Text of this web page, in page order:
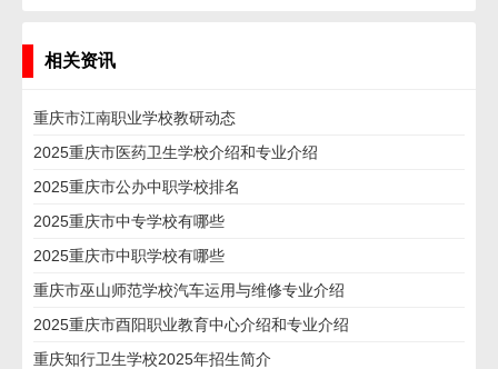
相关资讯
重庆市江南职业学校教研动态
2025重庆市医药卫生学校介绍和专业介绍
2025重庆市公办中职学校排名
2025重庆市中专学校有哪些
2025重庆市中职学校有哪些
重庆市巫山师范学校汽车运用与维修专业介绍
2025重庆市酉阳职业教育中心介绍和专业介绍
重庆知行卫生学校2025年招生简介